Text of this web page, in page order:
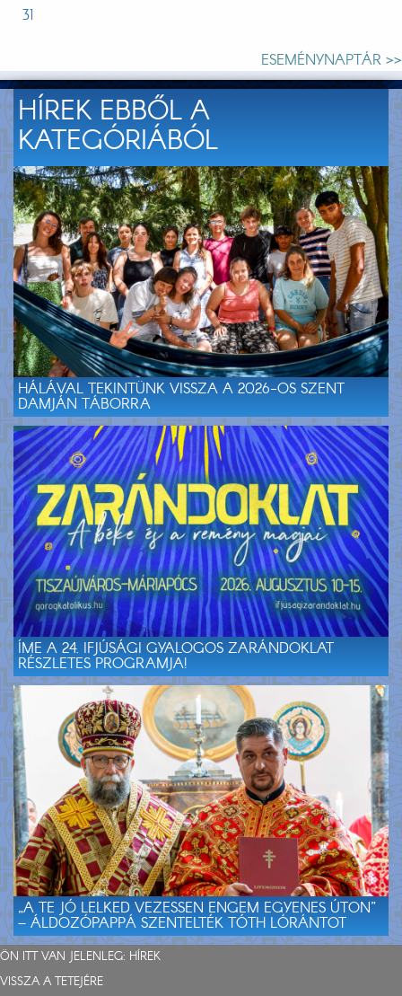
31
ESEMÉNYNAPTÁR >>
HÍREK EBBŐL A
KATEGÓRIÁBÓL
HÁLÁVAL TEKINTÜNK VISSZA A 2026-OS SZENT
DAMJÁN TÁBORRA
ÍME A 24. IFJÚSÁGI GYALOGOS ZARÁNDOKLAT
RÉSZLETES PROGRAMJA!
„A TE JÓ LELKED VEZESSEN ENGEM EGYENES ÚTON”
– ÁLDOZÓPAPPÁ SZENTELTÉK TÓTH LÓRÁNTOT
ÖN ITT VAN JELENLEG: HÍREK
VISSZA A TETEJÉRE